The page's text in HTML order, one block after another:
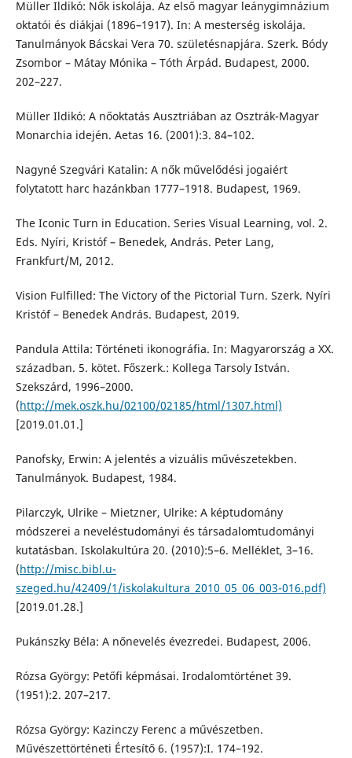
Müller Ildikó: Nők iskolája. Az első magyar leánygimnázium
oktatói és diákjai (1896–1917). In: A mesterség iskolája.
Tanulmányok Bácskai Vera 70. születésnapjára. Szerk. Bódy
Zsombor – Mátay Mónika – Tóth Árpád. Budapest, 2000.
202–227.
Müller Ildikó: A nőoktatás Ausztriában az Osztrák-Magyar
Monarchia idején. Aetas 16. (2001):3. 84–102.
Nagyné Szegvári Katalin: A nők művelődési jogaiért
folytatott harc hazánkban 1777–1918. Budapest, 1969.
The Iconic Turn in Education. Series Visual Learning, vol. 2.
Eds. Nyíri, Kristóf – Benedek, András. Peter Lang,
Frankfurt/M, 2012.
Vision Fulfilled: The Victory of the Pictorial Turn. Szerk. Nyíri
Kristóf – Benedek András. Budapest, 2019.
Pandula Attila: Történeti ikonográfia. In: Magyarország a XX.
században. 5. kötet. Főszerk.: Kollega Tarsoly István.
Szekszárd, 1996–2000.
(http://mek.oszk.hu/02100/02185/html/1307.html)
[2019.01.01.]
Panofsky, Erwin: A jelentés a vizuális művészetekben.
Tanulmányok. Budapest, 1984.
Pilarczyk, Ulrike – Mietzner, Ulrike: A képtudomány
módszerei a neveléstudományi és társadalomtudományi
kutatásban. Iskolakultúra 20. (2010):5–6. Melléklet, 3–16.
(http://misc.bibl.u-
szeged.hu/42409/1/iskolakultura_2010_05_06_003-016.pdf)
[2019.01.28.]
Pukánszky Béla: A nőnevelés évezredei. Budapest, 2006.
Rózsa György: Petőfi képmásai. Irodalomtörténet 39.
(1951):2. 207–217.
Rózsa György: Kazinczy Ferenc a művészetben.
Művészettörténeti Értesítő 6. (1957):I. 174–192.